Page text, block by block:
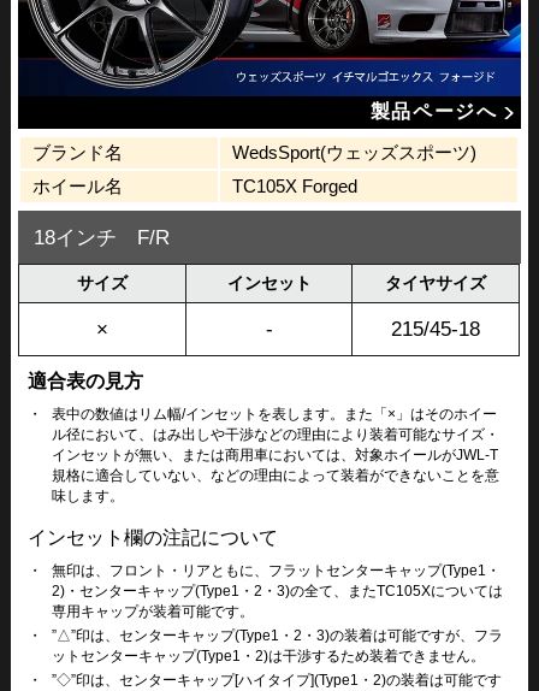
製品ページへ
ブランド名
WedsSport(ウェッズスポーツ)
ホイール名
TC105X Forged
18インチ F/R
サイズ インセット タイヤサイズ
× - 215/45-18
適合表の見方
・
表中の数値はリム幅/インセットを表します。また「×」はそのホイー
ル径において、はみ出しや干渉などの理由により装着可能なサイズ・
インセットが無い、または商用車においては、対象ホイールがJWL-T
規格に適合していない、などの理由によって装着ができないことを意
味します。
インセット欄の注記について
・
無印は、フロント・リアともに、フラットセンターキャップ(Type1・
2)・センターキャップ(Type1・2・3)の全て、またTC105Xについては
専用キャップが装着可能です。
・
”△”印は、センターキャップ(Type1・2・3)の装着は可能ですが、フラ
ットセンターキャップ(Type1・2)は干渉するため装着できません。
・
”◇”印は、センターキャップ[ハイタイプ](Type1・2)の装着は可能です